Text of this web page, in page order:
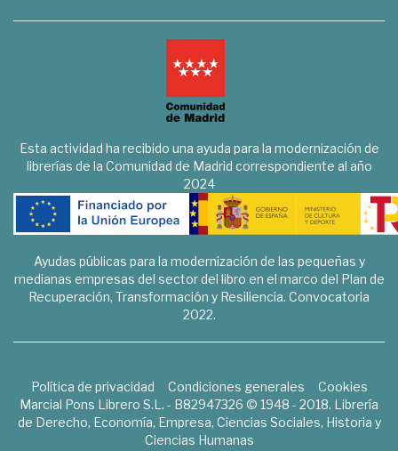
Esta actividad ha recibido una ayuda para la modernización de
librerías de la Comunidad de Madrid correspondiente al año
2024
Ayudas públicas para la modernización de las pequeñas y
medianas empresas del sector del libro en el marco del Plan de
Recuperación, Transformación y Resiliencia. Convocatoria
2022.
Política de privacidad Condiciones generales
Cookies
Marcial Pons Librero S.L. - B82947326 © 1948 - 2018. Librería
de Derecho, Economía, Empresa, Ciencias Sociales, Historia y
Ciencias Humanas